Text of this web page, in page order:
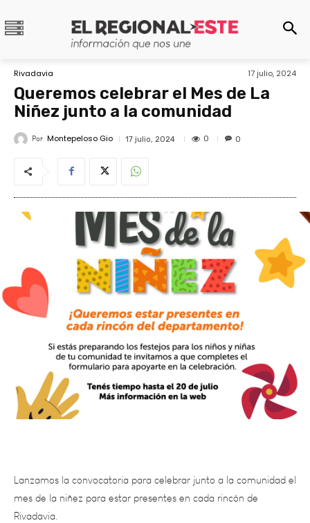
Rivadavia 17 julio, 2024
Queremos celebrar el Mes de La
Niñez junto a la comunidad
Por Montepeloso Gio 17 julio, 2024 0 0
mes de la niñez para estar presentes en cada rincón de
Rivadavia.